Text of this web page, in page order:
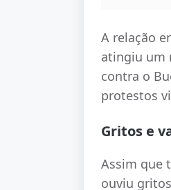
A relação
atingiu um
contra o
protestos
Gritos e
Assim que
ouviu